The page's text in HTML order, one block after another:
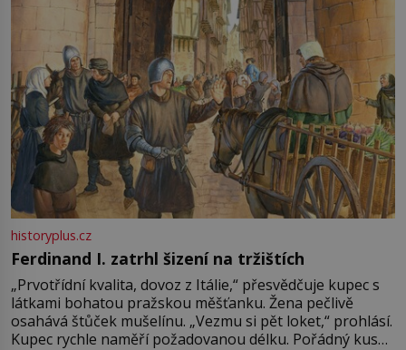
historyplus.cz
Ferdinand I. zatrhl šizení na tržištích
„Prvotřídní kvalita, dovoz z Itálie,“ přesvědčuje kupec s
látkami bohatou pražskou měšťanku. Žena pečlivě
osahává štůček mušelínu. „Vezmu si pět loket,“ prohlásí.
Kupec rychle naměří požadovanou délku. Pořádný kus